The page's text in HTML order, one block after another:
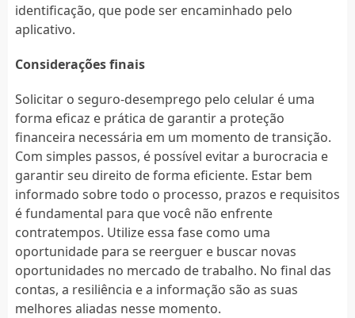
identificação, que pode ser encaminhado pelo
aplicativo.
Considerações finais
Solicitar o seguro-desemprego pelo celular é uma
forma eficaz e prática de garantir a proteção
financeira necessária em um momento de transição.
Com simples passos, é possível evitar a burocracia e
garantir seu direito de forma eficiente. Estar bem
informado sobre todo o processo, prazos e requisitos
é fundamental para que você não enfrente
contratempos. Utilize essa fase como uma
oportunidade para se reerguer e buscar novas
oportunidades no mercado de trabalho. No final das
contas, a resiliência e a informação são as suas
melhores aliadas nesse momento.